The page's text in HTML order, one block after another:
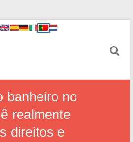
banheiro no
realmente
direitos e